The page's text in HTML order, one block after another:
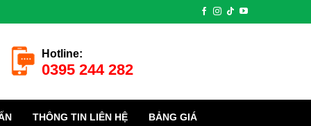
Hotline:
0395 244 282
THÔNG TIN LIÊN HỆ BẢNG GIÁ